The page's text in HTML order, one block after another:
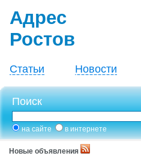
Адрес
Ростов
Статьи Новости
Поиск
на сайте в интернете
Новые объявления